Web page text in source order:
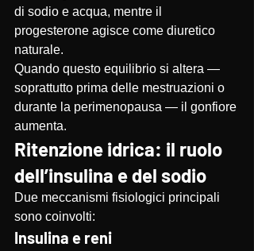
di sodio e acqua, mentre il
progesterone agisce come diuretico
naturale.
Quando questo equilibrio si altera —
soprattutto prima delle mestruazioni o
durante la perimenopausa — il gonfiore
aumenta.
Ritenzione idrica: il ruolo
dell’insulina e del sodio
Due meccanismi fisiologici principali
sono coinvolti:
Insulina e reni